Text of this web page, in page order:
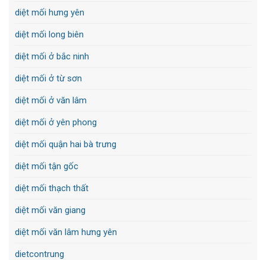
diệt mối hưng yên
diệt mối long biên
diệt mối ở bắc ninh
diệt mối ở từ sơn
diệt mối ở văn lâm
diệt mối ở yên phong
diệt mối quận hai bà trưng
diệt mối tận gốc
diệt mối thạch thất
diệt mối văn giang
diệt mối văn lâm hưng yên
dietcontrung